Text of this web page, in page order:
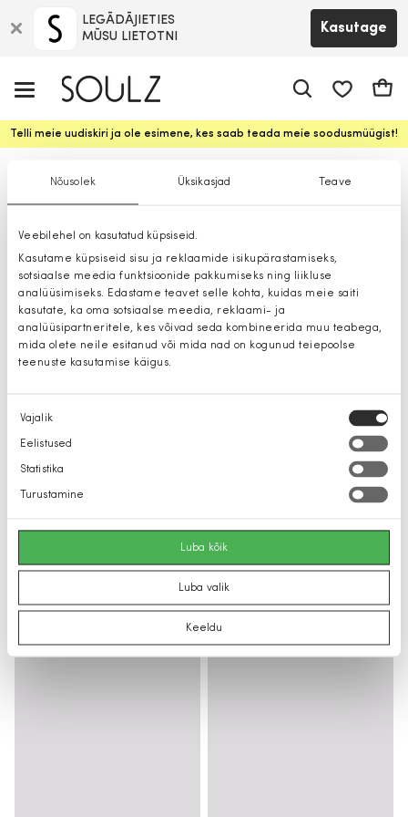
Nõusolek Üksikasjad Teave
Veebilehel on kasutatud küpsiseid.
Kasutame küpsiseid sisu ja reklaamide isikupärastamiseks,
sotsiaalse meedia funktsioonide pakkumiseks ning liikluse
analüüsimiseks. Edastame teavet selle kohta, kuidas meie saiti
kasutate, ka oma sotsiaalse meedia, reklaami- ja
analüüsipartneritele, kes võivad seda kombineerida muu teabega,
mida olete neile esitanud või mida nad on kogunud teiepoolse
teenuste kasutamise käigus.
Nõusoleku
valik
Vajalik
Eelistused
Statistika
Turustamine
Luba kõik
Luba valik
Keeldu
LEGĀDĀJIETIES
MŪSU LIETOTNI
Kasutage
Telli meie uudiskiri ja ole esimene, kes saab teada meie soodusmüügist!
Püksid